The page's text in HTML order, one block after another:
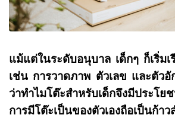
แม้แต่ในระดับอนุบาล เด็กๆ ก็เริ่ม
เช่น การวาดภาพ ตัวเลข และตัวอั
ว่าทำไมโต๊ะสำหรับเด็กจึงมีประโ
การมีโต๊ะเป็นของตัวเองถือเป็นก้า